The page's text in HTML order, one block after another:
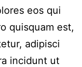
eos qui
quisquam est,
adipisci
incidunt ut